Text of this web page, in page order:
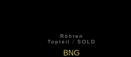
Röhren
Topteil
/ SOLD
BNG